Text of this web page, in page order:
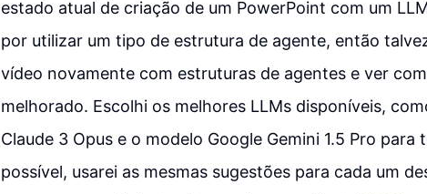
estado atual de criação de um PowerPoint com um
por utilizar um tipo de estrutura de agente, então
vídeo novamente com estruturas de agentes e ver
melhorado. Escolhi os melhores LLMs disponíveis,
Claude 3 Opus e o modelo Google Gemini 1.5 Pro para
possível, usarei as mesmas sugestões para cada um